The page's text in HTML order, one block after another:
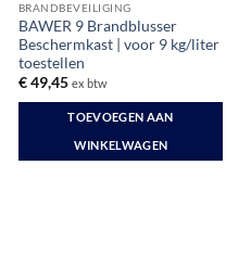
BRANDBEVEILIGING
BAWER 9 Brandblusser
Beschermkast | voor 9 kg/liter
toestellen
€49,45 ex btw
TOEVOEGEN AAN
WINKELWAGEN